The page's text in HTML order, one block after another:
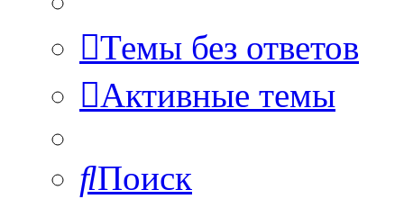
Темы без ответов
Активные темы
Поиск